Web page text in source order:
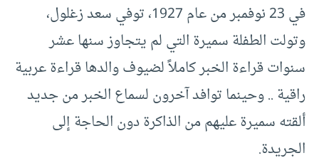
في 23 نوفمبر من عام 1927، توفي سعد زغلول،
وتولت الطفلة سميرة التي لم يتجاوز سنها عشر
سنوات قراءة الخبر كاملاً لضيوف والدها قراءة عربية
راقية .. وحينما توافد آخرون لسماع الخبر من جديد
ألقته سميرة عليهم من الذاكرة دون الحاجة إلى
الجريدة.